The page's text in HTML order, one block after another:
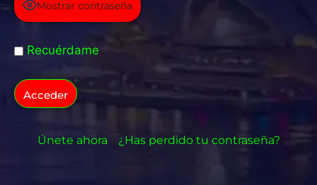
Mostrar contraseña
Recuérdame
Únete ahora ¿Has perdido tu contraseña?